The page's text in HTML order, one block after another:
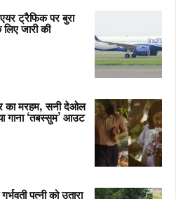
एयर ट्रैफिक पर बुरा
जारी की
का मरहम, सनी देओल
गाना ‘तबस्सुम’ आउट
पत्नी को उतारा